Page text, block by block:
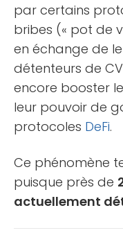
par certains
bribes (« pot de
en échange de
détenteurs de
encore booster
leur pouvoir de
protocoles DeFi.
Ce phénomène
puisque près de
actuellement